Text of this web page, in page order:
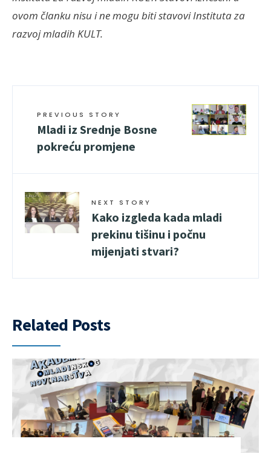
ovom članku nisu i ne mogu biti stavovi Instituta za
razvoj mladih KULT.
PREVIOUS STORY
Mladi iz Srednje Bosne
pokreću promjene
NEXT STORY
Kako izgleda kada mladi
prekinu tišinu i počnu
mijenjati stvari?
Related Posts